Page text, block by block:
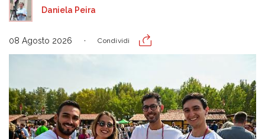
Daniela Peira
08 Agosto 2026 Condividi